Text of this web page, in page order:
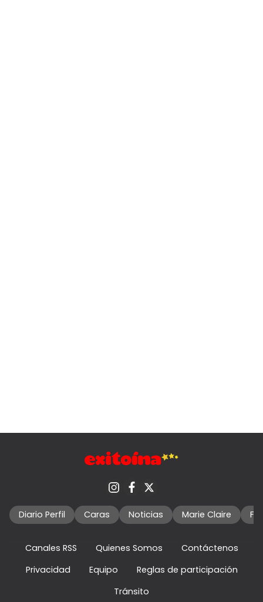
Diario Perfil Caras Noticias Marie Claire
Canales RSS Quienes Somos
Contáctenos
Privacidad
Equipo
Reglas de participación
Tránsito